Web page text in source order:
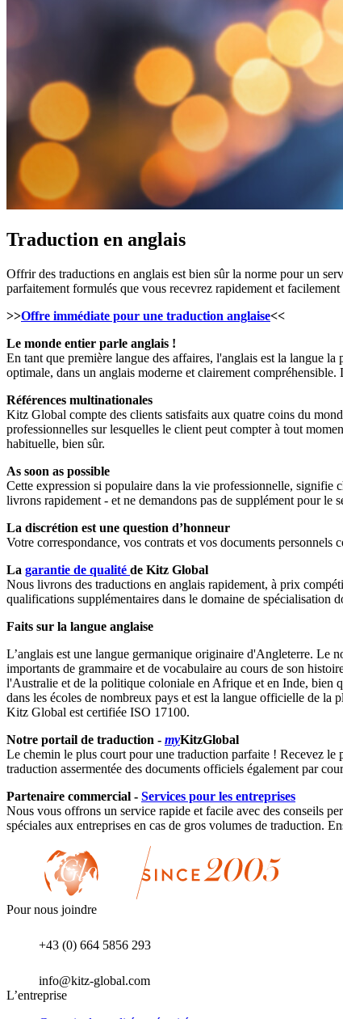
Traduction en anglais
Offrir des traductions en anglais est bien sûr la norme pour un
parfaitement formulés que vous recevrez rapidement et
>>Offre immédiate pour une traduction anglaise<<
Le monde entier parle anglais !
En tant que première langue des affaires, l'anglais est la langue
optimale, dans un anglais moderne et clairement
Références multinationales
Kitz Global compte des clients satisfaits aux quatre coins du
professionnelles sur lesquelles le client peut compter à tout
habituelle, bien sûr.
As soon as possible
Cette expression si populaire dans la vie professionnelle, signifie
livrons rapidement - et ne demandons pas de supplément pour le
La discrétion est une question d’honneur
Votre correspondance, vos contrats et vos documents
La garantie de qualité de Kitz Global
Nous livrons des traductions en anglais rapidement, à prix
qualifications supplémentaires dans le domaine de spécialisation
Faits sur la langue anglaise
L’anglais est une langue germanique originaire d'Angleterre. Le
importants de grammaire et de vocabulaire au cours de son
l'Australie et de la politique coloniale en Afrique et en Inde, bien
dans les écoles de nombreux pays et est la langue officielle de la
Kitz Global est certifiée ISO 17100.
Notre portail de traduction - myKitzGlobal
Le chemin le plus court pour une traduction parfaite ! Recevez le
traduction assermentée des documents officiels également par
Partenaire commercial - Services pour les entreprises
Nous vous offrons un service rapide et facile avec des conseils
spéciales aux entreprises en cas de gros volumes de traduction.
Pour nous joindre
+43 (0) 664 5856 293
info@kitz-global.com
L’entreprise